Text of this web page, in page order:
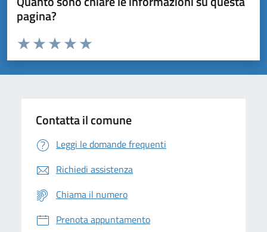
pagina?
Domanda
Valuta da 1 a 5 stelle la pagina
Valuta 5 stelle su 5
Valuta 4 stelle su 5
Valuta 3 stelle su 5
Valuta 2 stelle su 5
Valuta 1 stelle su 5
Contatta il comune
Leggi le domande frequenti
Richiedi assistenza
Chiama il numero
Prenota appuntamento